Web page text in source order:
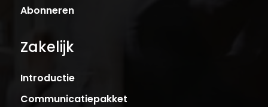
Abonneren
Zakelijk
Introductie
Communicatiepakket